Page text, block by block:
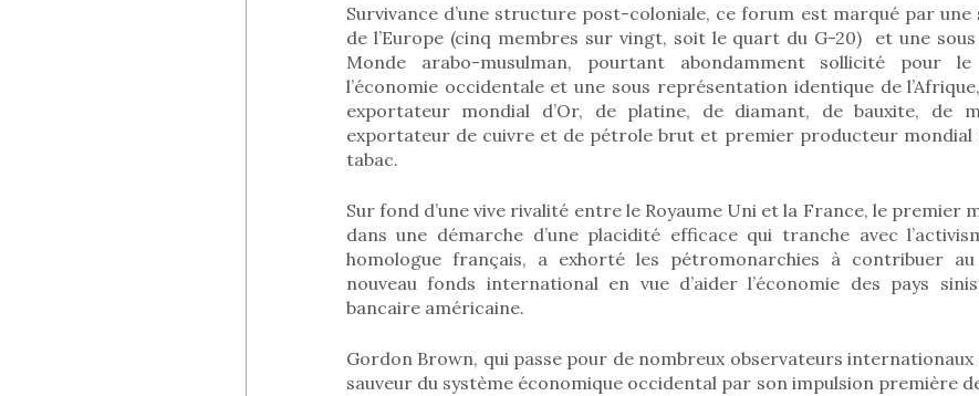
Survivance d’une structure post-coloniale, ce forum est marqué par
de l’Europe (cinq membres sur vingt, soit le quart du G-20) et une
Monde arabo-musulman, pourtant abondamment sollicité pour
l’économie occidentale et une sous représentation identique de
exportateur mondial d’Or, de platine, de diamant, de bauxite, de
exportateur de cuivre et de pétrole brut et premier producteur mondial
tabac.
Sur fond d’une vive rivalité entre le Royaume Uni et la France, le premier
dans une démarche d’une placidité efficace qui tranche avec
homologue français, a exhorté les pétromonarchies à contribuer au
nouveau fonds international en vue d’aider l’économie des pays
bancaire américaine.
Gordon Brown, qui passe pour de nombreux observateurs
sauveur du système économique occidental par son impulsion première